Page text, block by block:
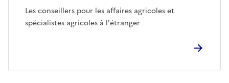
Les conseillers pour les affaires agricoles et
spécialistes agricoles à l'étranger